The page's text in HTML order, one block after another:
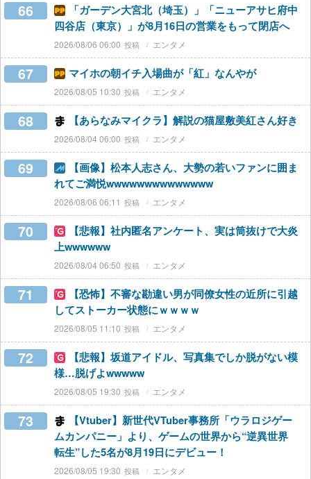
66
「ガーデン大宮北（埼玉）」「ニューアサヒ府中
四谷店（東京）」が8月16日の営業をもって閉店へ
2026/08/06 06:00 エンタメ
67 マイホの朝イチ入場曲が「紅」なんやが
2026/08/05 10:30 エンタメ
68 【あらなみマイクラ】解説の猫屋敷美紅さん好き
2026/08/04 06:00 エンタメ
69
【画像】松本人志さん、大勢の若いファンに囲ま
れてご満悦wwwwwwwwwwwwww
2026/08/06 06:11 エンタメ
70
【悲報】社内匿名アンケート、実は筒抜けで大炎
上wwwwww
2026/08/04 06:50 エンタメ
71
【恐怖】不審な勘違い男が同僚女性の近所に引越
してストーカー状態にｗｗｗｗ
2026/08/05 11:10 エンタメ
72
【悲報】坂道アイドル、写真集でしか脱がない模
様…脱げよwwwww
2026/08/05 19:30 エンタメ
73
【Vtuber】新世代VTuber事務所「ウラロジゲー
ムカンパニー」より、ゲームの世界から“逆異世界
転生”した5名が8月19日にデビュー！
2026/08/05 19:30 エンタメ